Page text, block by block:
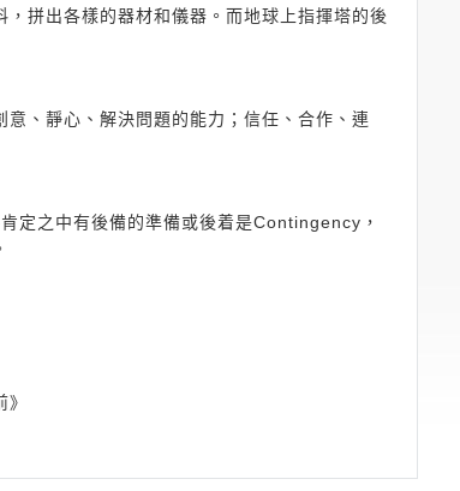
拼出各樣的器材和儀器。而地球上指揮塔的後
、靜心、解決問題的能力；信任、合作、連
之中有後備的準備或後着是Contingency，